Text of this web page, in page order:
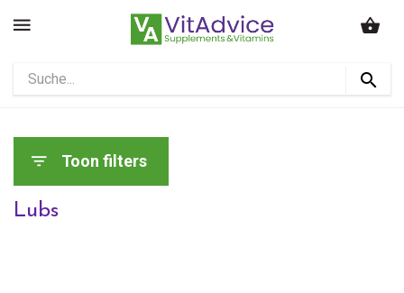
Toon filters
Lubs